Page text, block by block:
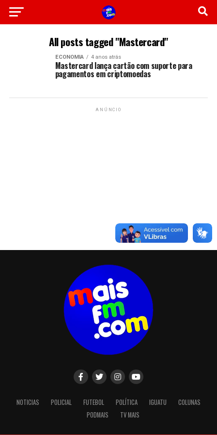
All posts tagged "Mastercard"
ECONOMIA 4 anos atrás
Mastercard lança cartão com suporte para
pagamentos em criptomoedas
ANÚNCIO
NOTICIAS POLICIAL FUTEBOL POLÍTICA IGUATU
COLUNAS
PODMAIS
TV MAIS